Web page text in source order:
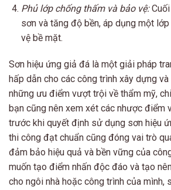
Phủ lớp chống thấm và bảo vệ:Cuối
sơn và tăng độ bền, áp dụng một
vệ bề mặt.
Sơn hiệu ứng giả đá là một giải pháp
hấp dẫn cho các công trình xây dựng
những ưu điểm vượt trội về thẩm mỹ,
bạn cũng nên xem xét các nhược điểm
trước khi quyết định sử dụng sơn hiệu
thi công đạt chuẩn cũng đóng vai trò
đảm bảo hiệu quả và bền vững của
muốn tạo điểm nhấn độc đáo và tạo
cho ngôi nhà hoặc công trình của mình,